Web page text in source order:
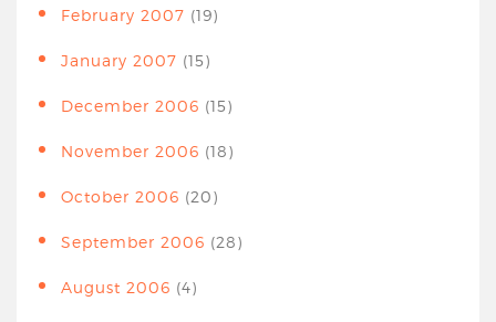
February 2007 (19)
January 2007 (15)
December 2006 (15)
November 2006 (18)
October 2006 (20)
September 2006 (28)
August 2006 (4)